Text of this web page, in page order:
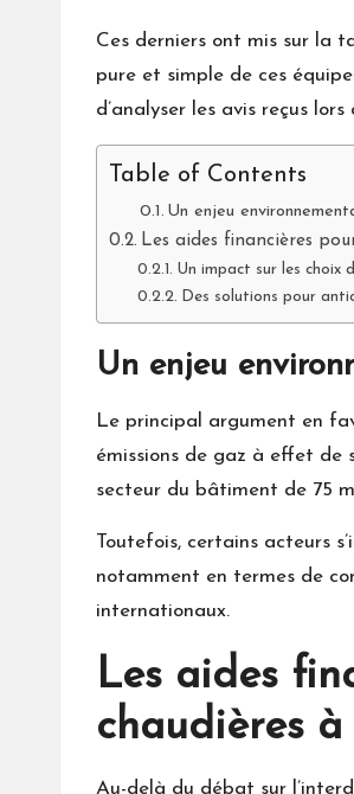
Ces derniers ont mis sur la
pure et simple de ces
d’analyser les avis reçus
Table of Contents
Un enjeu
Les aides financières
Un impact sur les choix
Des solutions pour
Un enjeu
Le principal argument en
émissions de gaz à effet de
secteur du bâtiment de 75
Toutefois, certains acteurs
notamment en termes de
internationaux.
Les aides
chaudières
Au-delà du débat sur